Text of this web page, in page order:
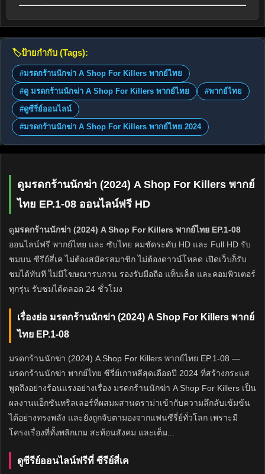
🏷️ป้ายกำกับ (Tags):
#มรดกร้านนักฆ่า A Shop For Killers พากย์ไทย
#ดู มรดกร้านนักฆ่า A Shop For Killers พากย์ไทย
#พากย์ไทย
#ดูซีรี่ย์ออนไลน์
#มรดกร้านนักฆ่า A Shop For Killers พากย์ไทย 2024
ดูมรดกร้านนักฆ่า (2024) A Shop For Killers พากย์
ไทย EP.1-08 ออนไลน์ฟรี HD
ดูมรดกร้านนักฆ่า (2024) A Shop For Killers พากย์ไทย EP.1-08
ออนไลน์ฟรี พากย์ไทย และ ซับไทย คมชัดระดับ HD และ Full HD รับ
ชมบน ซีรีย์สี่เค ไม่ต้องสมัครสมาชิก ไม่ต้องดาวน์โหลด เปิดเว็บก็รับ
ชมได้ทันที ไม่มีโฆษณารบกวน รองรับมือถือ แท็บเล็ต และคอมพิวเตอร์
ทุกรุ่น รับชมได้ตลอด 24 ชั่วโมง
เรื่องย่อ มรดกร้านนักฆ่า (2024) A Shop For Killers พากย์
ไทย EP.1-08
มรดกร้านนักฆ่า (2024) A Shop For Killers พากย์ไทย EP.1-08 —
มรดกร้านนักฆ่า พากย์ไทย ซีรี่ย์เกาหลีสุดเดือดปี 2024 ที่สร้างกระแส
พูดถึงอย่างร้อนแรงอย่างเรื่อง มรดกร้านนักฆ่า A Shop For Killers เป็น
ผลงานแอ็กชันทริลเลอร์ที่ผสมผสานดราม่าเข้ากับความลึกลับเข้มข้น
ได้อย่างทรงพลัง และยังถูกจับตามองจากแฟนซีรี่ย์ทั่วโลก เพราะมี
โครงเรื่องที่ทั้งพลิกเกม สะท้อนสังคม และเต็ม...
ดูซีรีย์ออนไลน์ฟรีที่ ซีรีย์สี่เค